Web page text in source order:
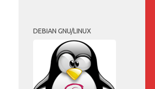
DEBIAN GNU/LINUX